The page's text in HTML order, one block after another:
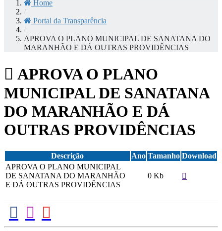
Home
/
Portal da Transparência
/
APROVA O PLANO MUNICIPAL DE SANATANA DO
MARANHÃO E DÁ OUTRAS PROVIDÊNCIAS
APROVA O PLANO
MUNICIPAL DE SANATANA
DO MARANHÃO E DÁ
OUTRAS PROVIDÊNCIAS
Descrição Ano Tamanho Download
APROVA O PLANO MUNICIPAL
DE SANATANA DO MARANHÃO
E DÁ OUTRAS PROVIDÊNCIAS
0 Kb